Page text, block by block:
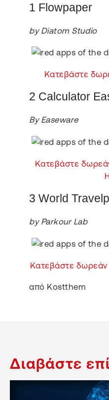
1 Flowpaper
by Diatom Studio
Κατεβάστε
2 Calculator
By Easeware
Κατεβάστε
3 World
by Parkour Lab
Κατεβάστε
από Kostthem
Διαβάστε